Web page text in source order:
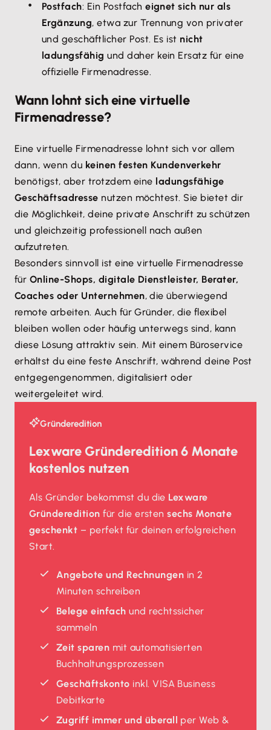
Postfach: Ein Postfacheignet sich nur als
Ergänzung, etwa zur Trennung von privater
und geschäftlicher Post. Es ist nicht
ladungsfähig und daher kein Ersatz für eine
offizielle Firmenadresse.
Wann lohnt sich eine virtuelle
Firmenadresse?
Eine virtuelle Firmenadresse lohnt sich vor allem
dann, wenn du keinen festen Kundenverkehr
benötigst, aber trotzdem eine ladungsfähige
Geschäftsadresse nutzen möchtest. Sie bietet dir
die Möglichkeit, deine private Anschrift zu schützen
und gleichzeitig professionell nach außen
aufzutreten.
Besonders sinnvoll ist eine virtuelle Firmenadresse
für Online-Shops, digitale Dienstleister, Berater,
Coaches oder Unternehmen, die überwiegend
remote arbeiten. Auch für Gründer, die flexibel
bleiben wollen oder häufig unterwegs sind, kann
diese Lösung attraktiv sein. Mit einem Büroservice
erhältst du eine feste Anschrift, während deine Post
entgegengenommen, digitalisiert oder
weitergeleitet wird.
Gründeredition
Lexware Gründeredition 6 Monate
kostenlos nutzen
Als Gründer bekommst du die Lexware
Gründeredition für die erstensechs Monate
geschenkt – perfekt für deinen erfolgreichen
Start.
Angebote und Rechnungen in 2
Minuten schreiben
Belege einfach und rechtssicher
sammeln
Zeit sparen mit automatisierten
Buchhaltungsprozessen
Geschäftskonto inkl. VISA Business
Debitkarte
Zugriff immer und überall per Web &